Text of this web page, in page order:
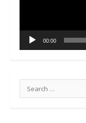
00:00
Search
for: